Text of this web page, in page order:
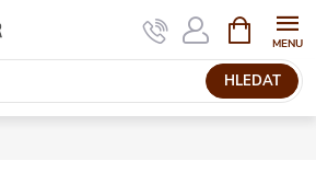
HLEDAT
NÁKUPNÍ
KOŠÍK